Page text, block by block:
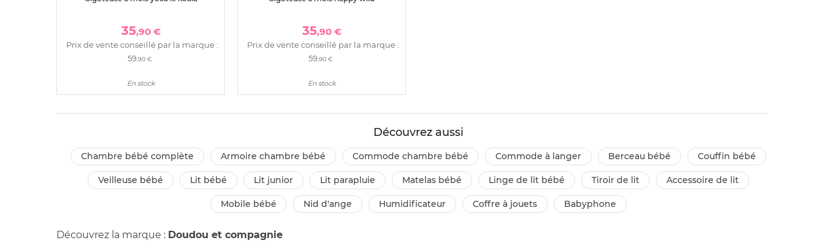
35,90 €
Prix de vente conseillé par la marque :
59,90 €
En stock
35,90 €
Prix de vente conseillé par la marque :
59,90 €
En stock
Découvrez aussi
chambre bébé complète armoire chambre bébé commode chambre bébé commode à langer berceau bébé couffin bébé
veilleuse bébé lit bébé lit junior lit parapluie matelas bébé linge de lit bébé tiroir de lit accessoire de lit
mobile bébé nid d'ange humidificateur coffre à jouets babyphone
Découvrez la marque : Doudou et compagnie